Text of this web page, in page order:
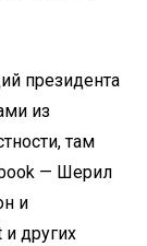
президента
из
там
— Шерил
и
и других